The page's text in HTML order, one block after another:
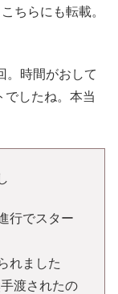
ちらにも転載。
。時間がおして
でしたね。本当
行でスター
れました
渡されたの